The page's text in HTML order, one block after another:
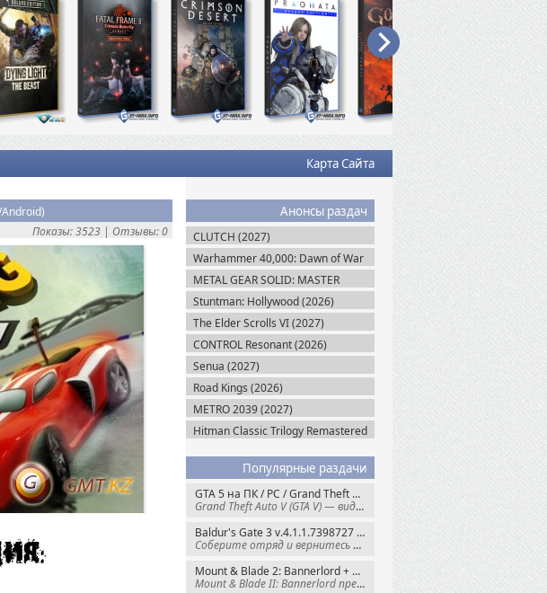
Карта Сайта
Анонсы раздач
CLUTCH (2027)
Warhammer 40,000: Dawn of War
IV (2026)
METAL GEAR SOLID: MASTER
COLLECTION Vol.2 (2026)
Stuntman: Hollywood (2026)
The Elder Scrolls VI (2027)
CONTROL Resonant (2026)
Senua (2027)
Road Kings (2026)
METRO 2039 (2027)
Hitman Classic Trilogy Remastered
Популярные раздачи
GTA 5 на ПК / PC / Grand Theft Auto V: Premium Edition (2015) Steam-Rip
Grand Theft Auto V (GTA V) — видеоигра из
Baldur's Gate 3 v.4.1.1.7398727 + Все DLC (2023) GOG-Rip
Соберите отряд и вернитесь в Забытые
Mount & Blade 2: Bannerlord + War Sails v.1.4.7.117484 (2025) GOG
Mount & Blade II: Bannerlord представляет
Показы: 3523 | Отзывы: 0